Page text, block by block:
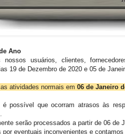
Ano
nossos usuários, clientes,
19 de Dezembro de 2020 e 05 de
atividades normais em 06 de Janeiro
é possível que ocorram atrasos às
serão processados a partir de 06 de
por eventuais inconvenientes e contamos